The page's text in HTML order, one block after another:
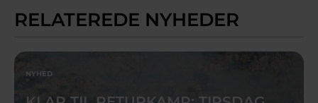
RELATEREDE NYHEDER
NYHED